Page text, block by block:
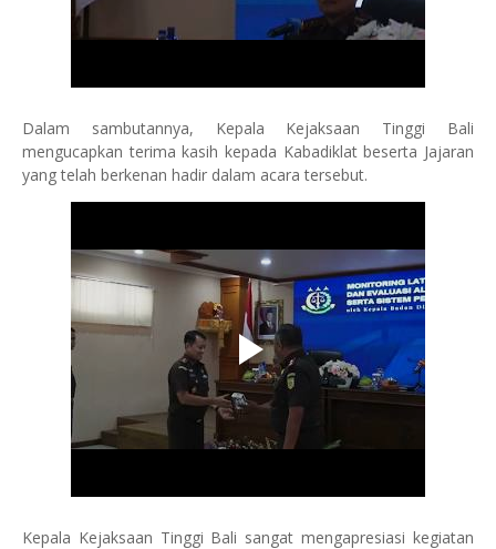
Dalam sambutannya, Kepala Kejaksaan Tinggi Bali
mengucapkan terima kasih kepada Kabadiklat beserta Jajaran
yang telah berkenan hadir dalam acara tersebut.
Kepala Kejaksaan Tinggi Bali sangat mengapresiasi kegiatan